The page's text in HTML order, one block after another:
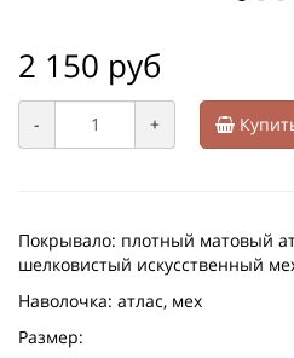
2 150 руб
- +
Покрывало: плотный матовый
шелковистый искусственный
Наволочка: атлас, мех
Размер: